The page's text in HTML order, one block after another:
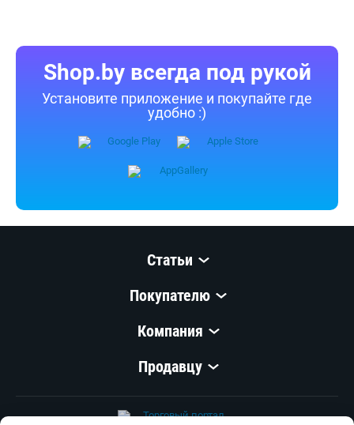
Shop.by всегда под рукой
Установите приложение и покупайте где
удобно :)
Статьи
Покупателю
Компания
Продавцу